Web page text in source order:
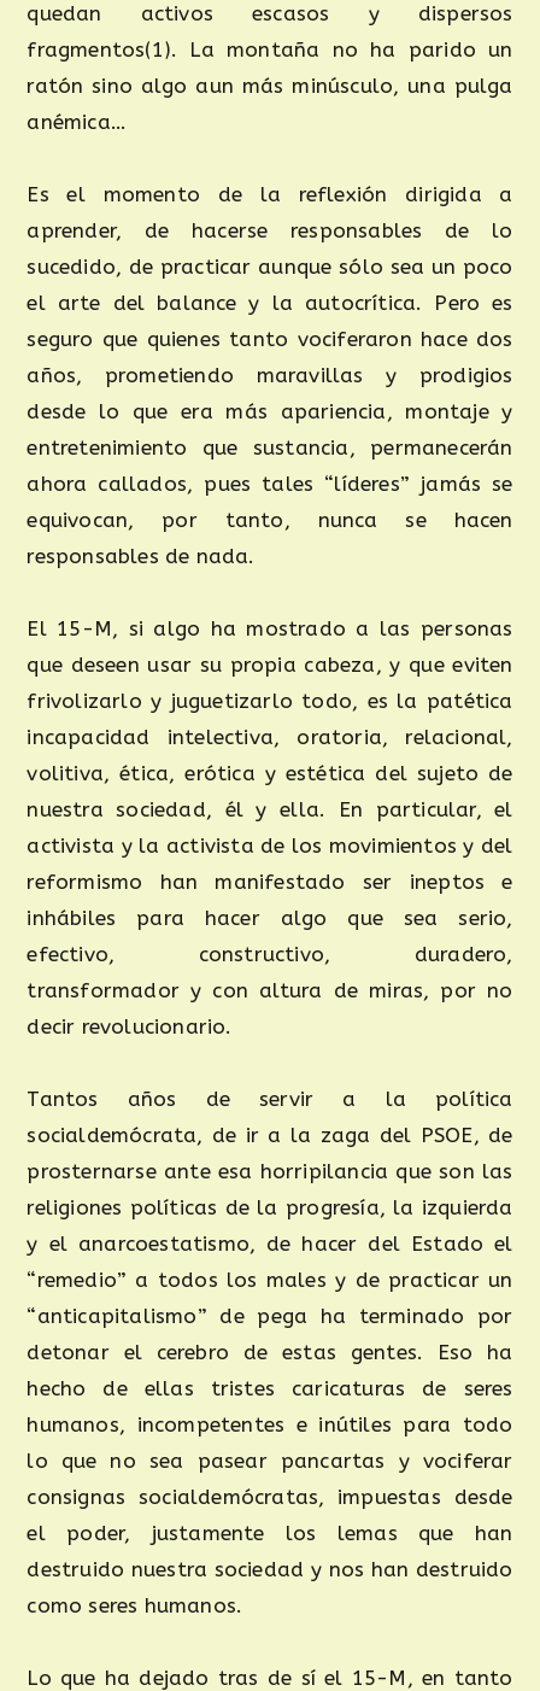
quedan activos escasos y dispersos
fragmentos(1). La montaña no ha parido un
ratón sino algo aun más minúsculo, una pulga
anémica…
Es el momento de la reflexión dirigida a
aprender, de hacerse responsables de lo
sucedido, de practicar aunque sólo sea un poco
el arte del balance y la autocrítica. Pero es
seguro que quienes tanto vociferaron hace dos
años, prometiendo maravillas y prodigios
desde lo que era más apariencia, montaje y
entretenimiento que sustancia, permanecerán
ahora callados, pues tales “líderes” jamás se
equivocan, por tanto, nunca se hacen
responsables de nada.
El 15-M, si algo ha mostrado a las personas
que deseen usar su propia cabeza, y que eviten
frivolizarlo y juguetizarlo todo, es la patética
incapacidad intelectiva, oratoria, relacional,
volitiva, ética, erótica y estética del sujeto de
nuestra sociedad, él y ella. En particular, el
activista y la activista de los movimientos y del
reformismo han manifestado ser ineptos e
inhábiles para hacer algo que sea serio,
efectivo, constructivo, duradero,
transformador y con altura de miras, por no
decir revolucionario.
Tantos años de servir a la política
socialdemócrata, de ir a la zaga del PSOE, de
prosternarse ante esa horripilancia que son las
religiones políticas de la progresía, la izquierda
y el anarcoestatismo, de hacer del Estado el
“remedio” a todos los males y de practicar un
“anticapitalismo” de pega ha terminado por
detonar el cerebro de estas gentes. Eso ha
hecho de ellas tristes caricaturas de seres
humanos, incompetentes e inútiles para todo
lo que no sea pasear pancartas y vociferar
consignas socialdemócratas, impuestas desde
el poder, justamente los lemas que han
destruido nuestra sociedad y nos han destruido
como seres humanos.
Lo que ha dejado tras de sí el 15-M, en tanto